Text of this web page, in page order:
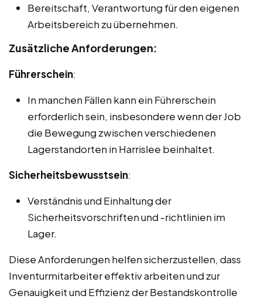
Bereitschaft, Verantwortung für den eigenen
Arbeitsbereich zu übernehmen.
Zusätzliche Anforderungen:
Führerschein:
In manchen Fällen kann ein Führerschein
erforderlich sein, insbesondere wenn der Job
die Bewegung zwischen verschiedenen
Lagerstandorten in Harrislee beinhaltet.
Sicherheitsbewusstsein:
Verständnis und Einhaltung der
Sicherheitsvorschriften und -richtlinien im
Lager.
Diese Anforderungen helfen sicherzustellen, dass
Inventurmitarbeiter effektiv arbeiten und zur
Genauigkeit und Effizienz der Bestandskontrolle